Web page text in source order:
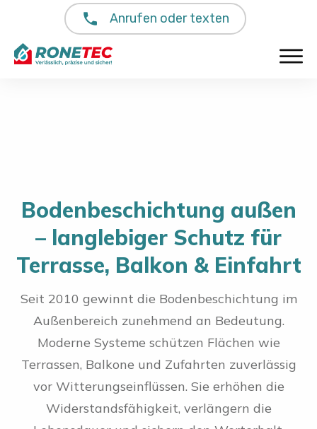
Anrufen oder texten
Bodenbeschichtung außen
– langlebiger Schutz für
Terrasse, Balkon & Einfahrt
Seit 2010 gewinnt die Bodenbeschichtung im
Außenbereich zunehmend an Bedeutung.
Moderne Systeme schützen Flächen wie
Terrassen, Balkone und Zufahrten zuverlässig
vor Witterungseinflüssen. Sie erhöhen die
Widerstandsfähigkeit, verlängern die